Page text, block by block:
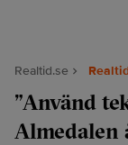
Realtid.se
”Använd
Almedalen